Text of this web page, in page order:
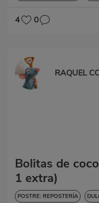
4 0
RAQUEL
Bolitas de
1 extra)
POSTRE: REPOSTERÍA